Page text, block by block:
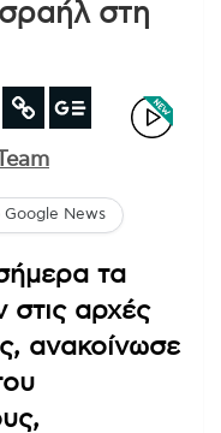
στη
Google News
τα
αρχές
ανακοίνωσε